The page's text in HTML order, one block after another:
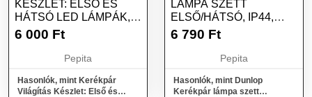
KÉSZLET: ELSŐ ÉS
HÁTSÓ LED LÁMPÁK,
USB TÖLTÉSŰ...
6 000 Ft
Pepita
Hasonlók, mint Kerékpár
Világítás Készlet: Első és
LÁMPA SZETT
ELSŐ/HÁTSÓ, IP44,
500/240MAH USB-N
6 790 Ft
Pepita
Hasonlók, mint Dunlop
Kerékpár lámpa szett